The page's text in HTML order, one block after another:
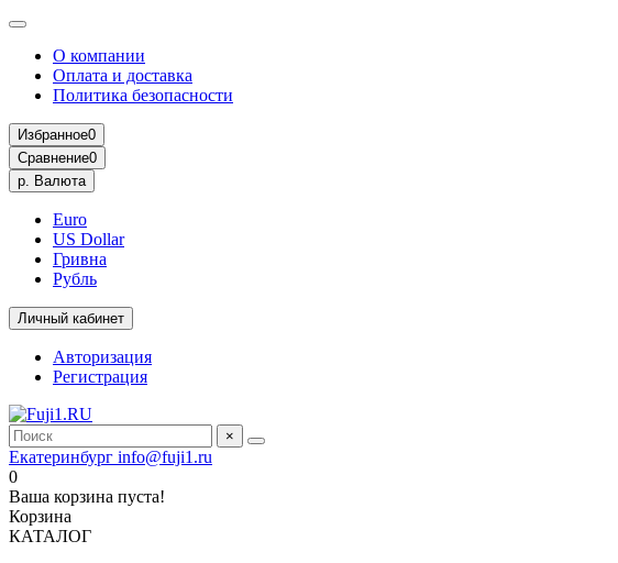
О компании
Оплата и доставка
Политика безопасности
Избранное0
Сравнение0
р. Валюта
Euro
US Dollar
Гривна
Рубль
Личный кабинет
Авторизация
Регистрация
×
Екатеринбург info@fuji1.ru
0
Ваша корзина пуста!
Корзина
КАТАЛОГ